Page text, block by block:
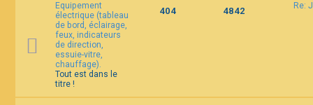
Equipement
électrique (tableau
de bord, éclairage,
feux, indicateurs
de direction,
essuie-vitre,
chauffage).
Tout est dans le
titre !
404 4842 Re: